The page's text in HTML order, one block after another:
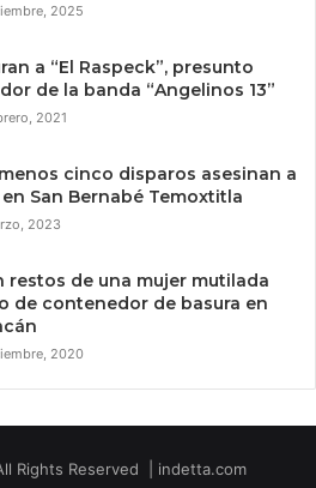
2025
a “El Raspeck”, presunto
de la banda “Angelinos 13”
2021
cinco disparos asesinan a
San Bernabé Temoxtitla
2023
restos de una mujer mutilada
de contenedor de basura en
2020
Rights Reserved | indetta.com